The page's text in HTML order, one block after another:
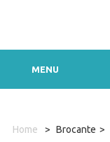
MENU
Home > Brocante >